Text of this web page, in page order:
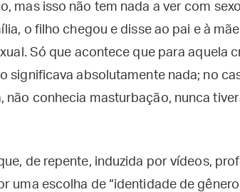
mas isso não tem nada a ver com
o filho chegou e disse ao pai e à
Só que acontece que para aquela
significava absolutamente nada; no
não conhecia masturbação, nunca
de repente, induzida por vídeos,
uma escolha de “identidade de